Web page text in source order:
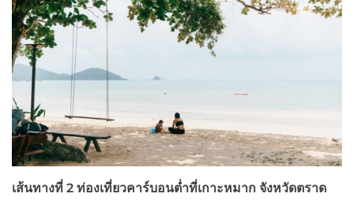
เส้นทางที่ 2 ท่องเที่ยวคาร์บอนต่ำที่เกาะหมาก จังหวัดตราด